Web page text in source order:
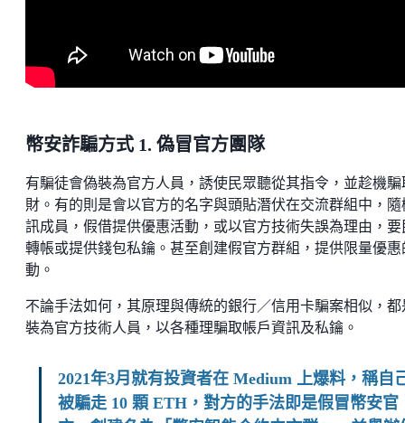
幣安詐騙方式 1. 偽冒官方團隊
有騙徒會偽裝為官方人員，誘使民眾聽從其指令，並趁機騙
財。有的則是會以官方的名字與頭貼潛伏在交流群組中，隨
訊成員，假借提供優惠活動，或以官方技術失誤為理由，要
轉帳或提供錢包私鑰。甚至創建假官方群組，提供限量優惠
動。
不論手法如何，其原理與傳統的銀行／信用卡騙案相似，都
裝為官方技術人員，以各種理騙取帳戶資訊及私鑰。
2021年3月就有投資者在 Medium 上爆料，稱自
被騙走 10 顆 ETH，對方的手法即是假冒幣安官